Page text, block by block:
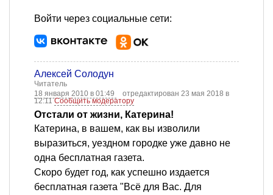
Войти через социальные сети:
Алексей Солодун
Читатель
18 января 2010 в 01:49
отредактирован 23 мая 2018 в
12:11Сообщить модератору
Отстали от жизни, Катерина!
Катерина, в вашем, как вы изволили
выразиться, уездном городке уже давно не
одна бесплатная газета.
Скоро будет год, как успешно издается
бесплатная газета "Всё для Вас. Для